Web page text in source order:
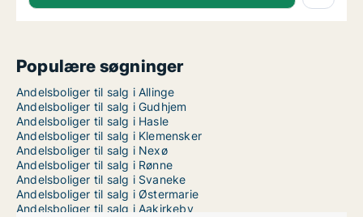
Populære søgninger
Andelsboliger til salg i Allinge
Andelsboliger til salg i Gudhjem
Andelsboliger til salg i Hasle
Andelsboliger til salg i Klemensker
Andelsboliger til salg i Nexø
Andelsboliger til salg i Rønne
Andelsboliger til salg i Svaneke
Andelsboliger til salg i Østermarie
Andelsboliger til salg i Aakirkeby